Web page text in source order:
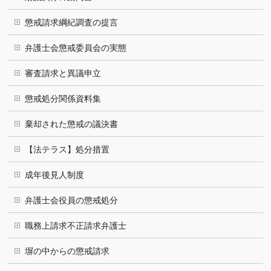
懲戒請求綱紀調査の提言
弁護士会懲戒委員会の実態
審査請求と異議申立
懲戒処分関係資料集
棄却された懲戒の議決書
【法テラス】処分措置
成年後見人制度
弁護士会役員の懲戒処分
職務上請求不正請求弁護士
塀の中からの懲戒請求